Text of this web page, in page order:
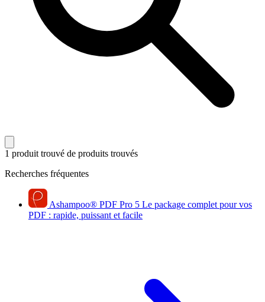
1 produit trouvé de produits trouvés
Recherches fréquentes
Ashampoo® PDF Pro 5 Le package complet pour vos
PDF : rapide, puissant et facile